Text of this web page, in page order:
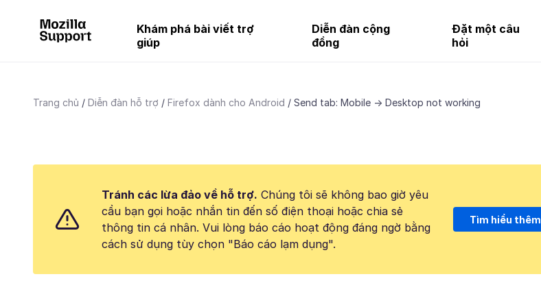
Khám phá bài viết trợ
giúp
Diễn đàn cộng
đồng
Đặt một câu
hỏi
Trang chủ Diễn đàn hỗ trợ Firefox dành cho Android Send tab: Mobile -> Desktop not working
Tránh các lừa đảo về hỗ trợ. Chúng tôi sẽ không bao giờ yêu
cầu bạn gọi hoặc nhắn tin đến số điện thoại hoặc chia sẻ
thông tin cá nhân. Vui lòng báo cáo hoạt động đáng ngờ bằng
cách sử dụng tùy chọn "Báo cáo lạm dụng".
Tìm hiểu thêm